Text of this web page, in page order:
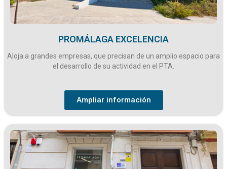
PROMÁLAGA EXCELENCIA
Aloja a grandes empresas, que precisan de un amplio espacio para
el desarrollo de su actividad en el PTA.
Ampliar información